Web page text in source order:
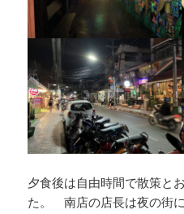
夕食後は自由時間で散策と
た。 南店の店長は夜の街